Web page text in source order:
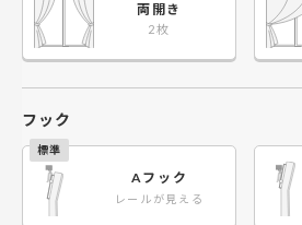
両開き
フック
Aフック
レールが見える